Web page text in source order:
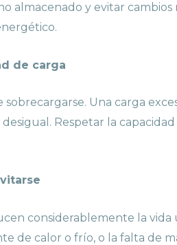
almacenado y evitar
de carga
sobrecargarse. Una carga
Respetar la
considerablemente la vida
de calor o frío, o la falta de